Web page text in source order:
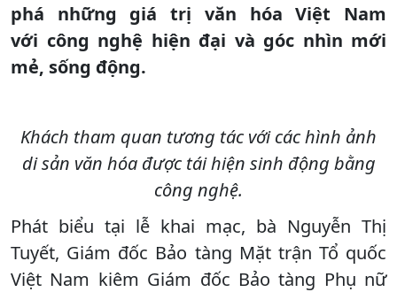
phá những giá trị văn hóa Việt Nam
với công nghệ hiện đại và góc nhìn mới
mẻ, sống động.
Khách tham quan tương tác với các hình ảnh
di sản văn hóa được tái hiện sinh động bằng
công nghệ.
Phát biểu tại lễ khai mạc, bà Nguyễn Thị
Tuyết, Giám đốc Bảo tàng Mặt trận Tổ quốc
Việt Nam kiêm Giám đốc Bảo tàng Phụ nữ